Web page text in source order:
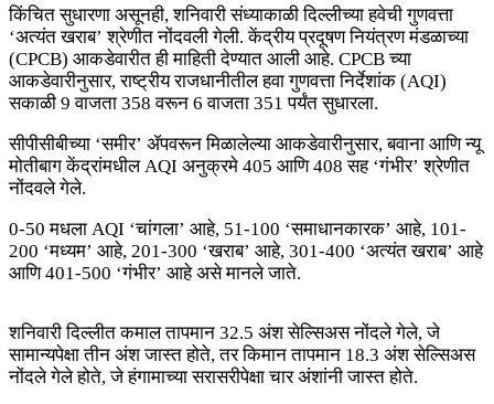
किंचित सुधारणा असूनही, शनिवारी संध्याकाळी दिल्लीच्या हवेची गुणवत्ता
‘अत्यंत खराब’ श्रेणीत नोंदवली गेली. केंद्रीय प्रदूषण नियंत्रण मंडळाच्या
(CPCB) आकडेवारीत ही माहिती देण्यात आली आहे. CPCB च्या
आकडेवारीनुसार, राष्ट्रीय राजधानीतील हवा गुणवत्ता निर्देशांक (AQI)
सकाळी 9 वाजता 358 वरून 6 वाजता 351 पर्यंत सुधारला.
सीपीसीबीच्या ‘समीर’ ॲपवरून मिळालेल्या आकडेवारीनुसार, बवाना आणि न्यू
मोतीबाग केंद्रांमधील AQI अनुक्रमे 405 आणि 408 सह ‘गंभीर’ श्रेणीत
नोंदवले गेले.
0-50 मधला AQI ‘चांगला’ आहे, 51-100 ‘समाधानकारक’ आहे, 101-
200 ‘मध्यम’ आहे, 201-300 ‘खराब’ आहे, 301-400 ‘अत्यंत खराब’ आहे
आणि 401-500 ‘गंभीर’ आहे असे मानले जाते.
शनिवारी दिल्लीत कमाल तापमान 32.5 अंश सेल्सिअस नोंदले गेले, जे
सामान्यपेक्षा तीन अंश जास्त होते, तर किमान तापमान 18.3 अंश सेल्सिअस
नोंदले गेले होते, जे हंगामाच्या सरासरीपेक्षा चार अंशांनी जास्त होते.